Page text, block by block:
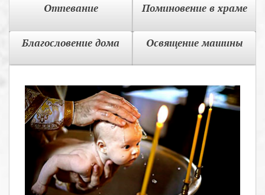
Отпевание Поминовение в храме
Благословение дома Освящение машины